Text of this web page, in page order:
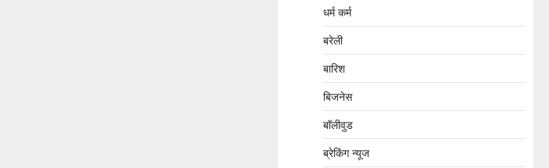
धर्म कर्म
बरेली
बारिश
बिजनेस
बॉलीवुड
ब्रेकिंग न्यूज